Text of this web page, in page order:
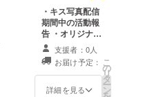
・キス写真配信
期間中の活動報
告 ・オリジナル
壁紙画像（東洋
大学ライフデザ
イン学部の学生
たちがキス写真
を使って制作し
支援者：0人
お届け予定：
詳細を見る
こ
の
リ
タ
ー
ン